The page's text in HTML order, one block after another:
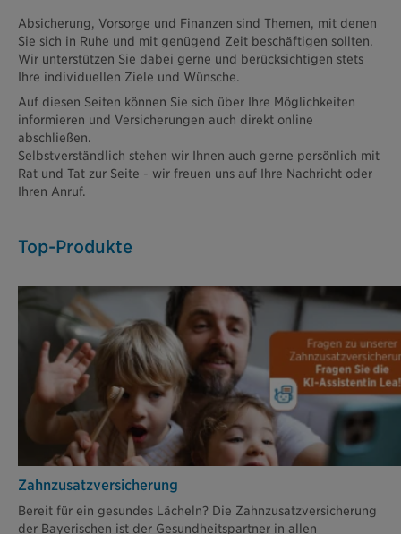
Absicherung, Vorsorge und Finanzen sind Themen, mit denen
Sie sich in Ruhe und mit genügend Zeit beschäftigen sollten.
Wir unterstützen Sie dabei gerne und berücksichtigen stets
Ihre individuellen Ziele und Wünsche.
Auf diesen Seiten können Sie sich über Ihre Möglichkeiten
informieren und Versicherungen auch direkt online
abschließen.
Selbstverständlich stehen wir Ihnen auch gerne persönlich mit
Rat und Tat zur Seite - wir freuen uns auf Ihre Nachricht oder
Ihren Anruf.
Top-Produkte
Zahn­zusatz­versicherung
Bereit für ein gesundes Lächeln? Die Zahnzusatzversicherung
der Bayerischen ist der Gesundheitspartner in allen